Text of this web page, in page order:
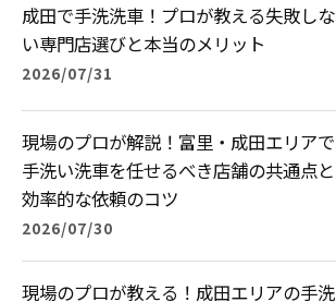
成田で手洗洗車！プロが教える失敗しな
い専門店選びと本当のメリット
2026/07/31
現場のプロが解説！富里・成田エリアで
手洗い洗車を任せるべき店舗の共通点と
効率的な依頼のコツ
2026/07/30
現場のプロが教える！成田エリアの手洗